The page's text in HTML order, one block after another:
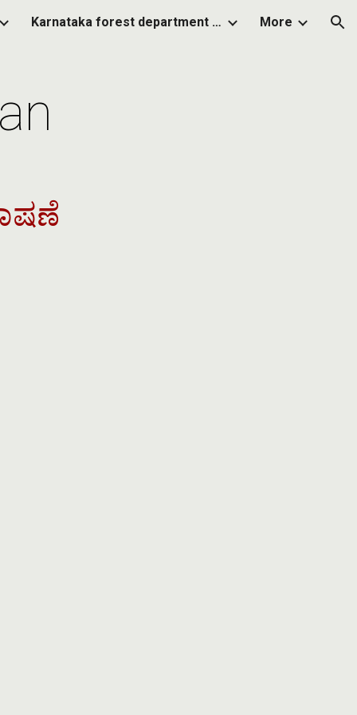
Karnataka forest department projects More